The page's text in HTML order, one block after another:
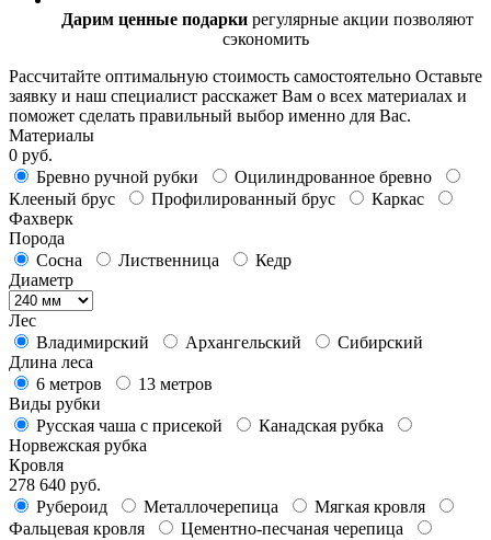
Дарим ценные подарки регулярные акции позволяют
сэкономить
Рассчитайте оптимальную стоимость самостоятельно Оставьте
заявку и наш специалист расскажет Вам о всех материалах и
поможет сделать правильный выбор именно для Вас.
Материалы
0 руб.
Бревно ручной рубки
Оцилиндрованное бревно
Клееный брус
Профилированный брус
Каркас
Фахверк
Порода
Сосна
Лиственница
Кедр
Диаметр
Лес
Владимирский
Архангельский
Сибирский
Длина леса
6 метров
13 метров
Виды рубки
Русская чаша с присекой
Канадская рубка
Норвежская рубка
Кровля
278 640 руб.
Рубероид
Металлочерепица
Мягкая кровля
Фальцевая кровля
Цементно-песчаная черепица